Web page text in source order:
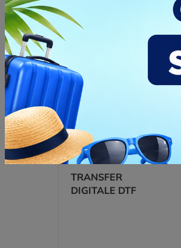
TRANSFER
DIGITALE DTF